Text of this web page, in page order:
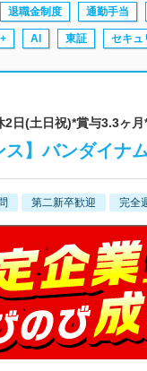
退職金制度 通勤手当
AI 東証 セキュ
日(土日祝)*賞与3.3ヶ
】バンダイナ
第二新卒歓迎 完全